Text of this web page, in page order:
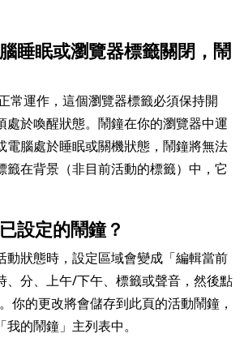
睡眠或瀏覽器標籤關閉，鬧
常運作，這個瀏覽器標籤必須保持開
處於喚醒狀態。鬧鐘在你的瀏覽器中運
電腦處於睡眠或關機狀態，鬧鐘將無法
籤在背景（非目前活動的標籤）中，它
設定的鬧鐘？
動狀態時，設定區域會變成「編輯當前
、分、上午/下午、標籤或聲音，然後點
你的更改將會儲存到此頁的活動鬧鐘，
的鬧鐘」主列表中。